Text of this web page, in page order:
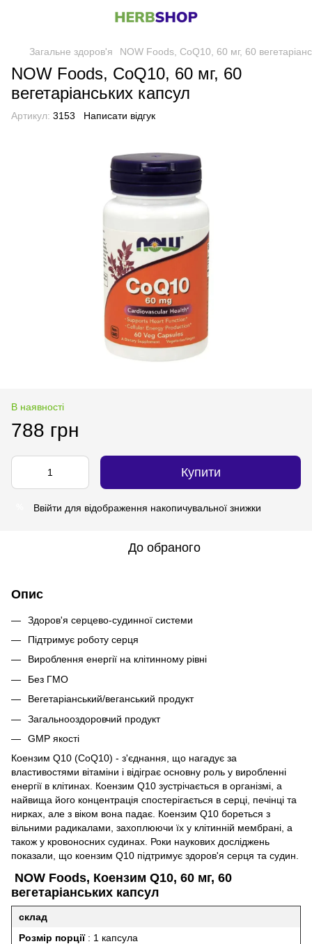
Загальне здоров'я NOW Foods, CoQ10, 60 мг, 60
NOW Foods, CoQ10, 60 мг, 60
вегетаріанських капсул
Артикул: 3153 Написати відгук
В наявності
788 грн
Купити
Ввійти для відображення накопичувальної знижки
До обраного
Опис
Здоров'я серцево-судинної системи
Підтримує роботу серця
Вироблення енергії на клітинному рівні
Без ГМО
Вегетаріанський/веганський продукт
Загальнооздоровчий продукт
GMP якості
Коензим Q10 (CoQ10) - з'єднання, що нагадує за
властивостями вітаміни і відіграє основну роль у виробленні
енергії в клітинах. Коензим Q10 зустрічається в організмі, а
найвища його концентрація спостерігається в серці, печінці та
нирках, але з віком вона падає. Коензим Q10 бореться з
вільними радикалами, захоплюючи їх у клітинній мембрані, а
також у кровоносних судинах. Роки наукових досліджень
показали, що коензим Q10 підтримує здоров'я серця та судин.
NOW Foods, Коензим Q10, 60 мг, 60
вегетаріанських капсул
склад
Розмір порції: 1 капсула